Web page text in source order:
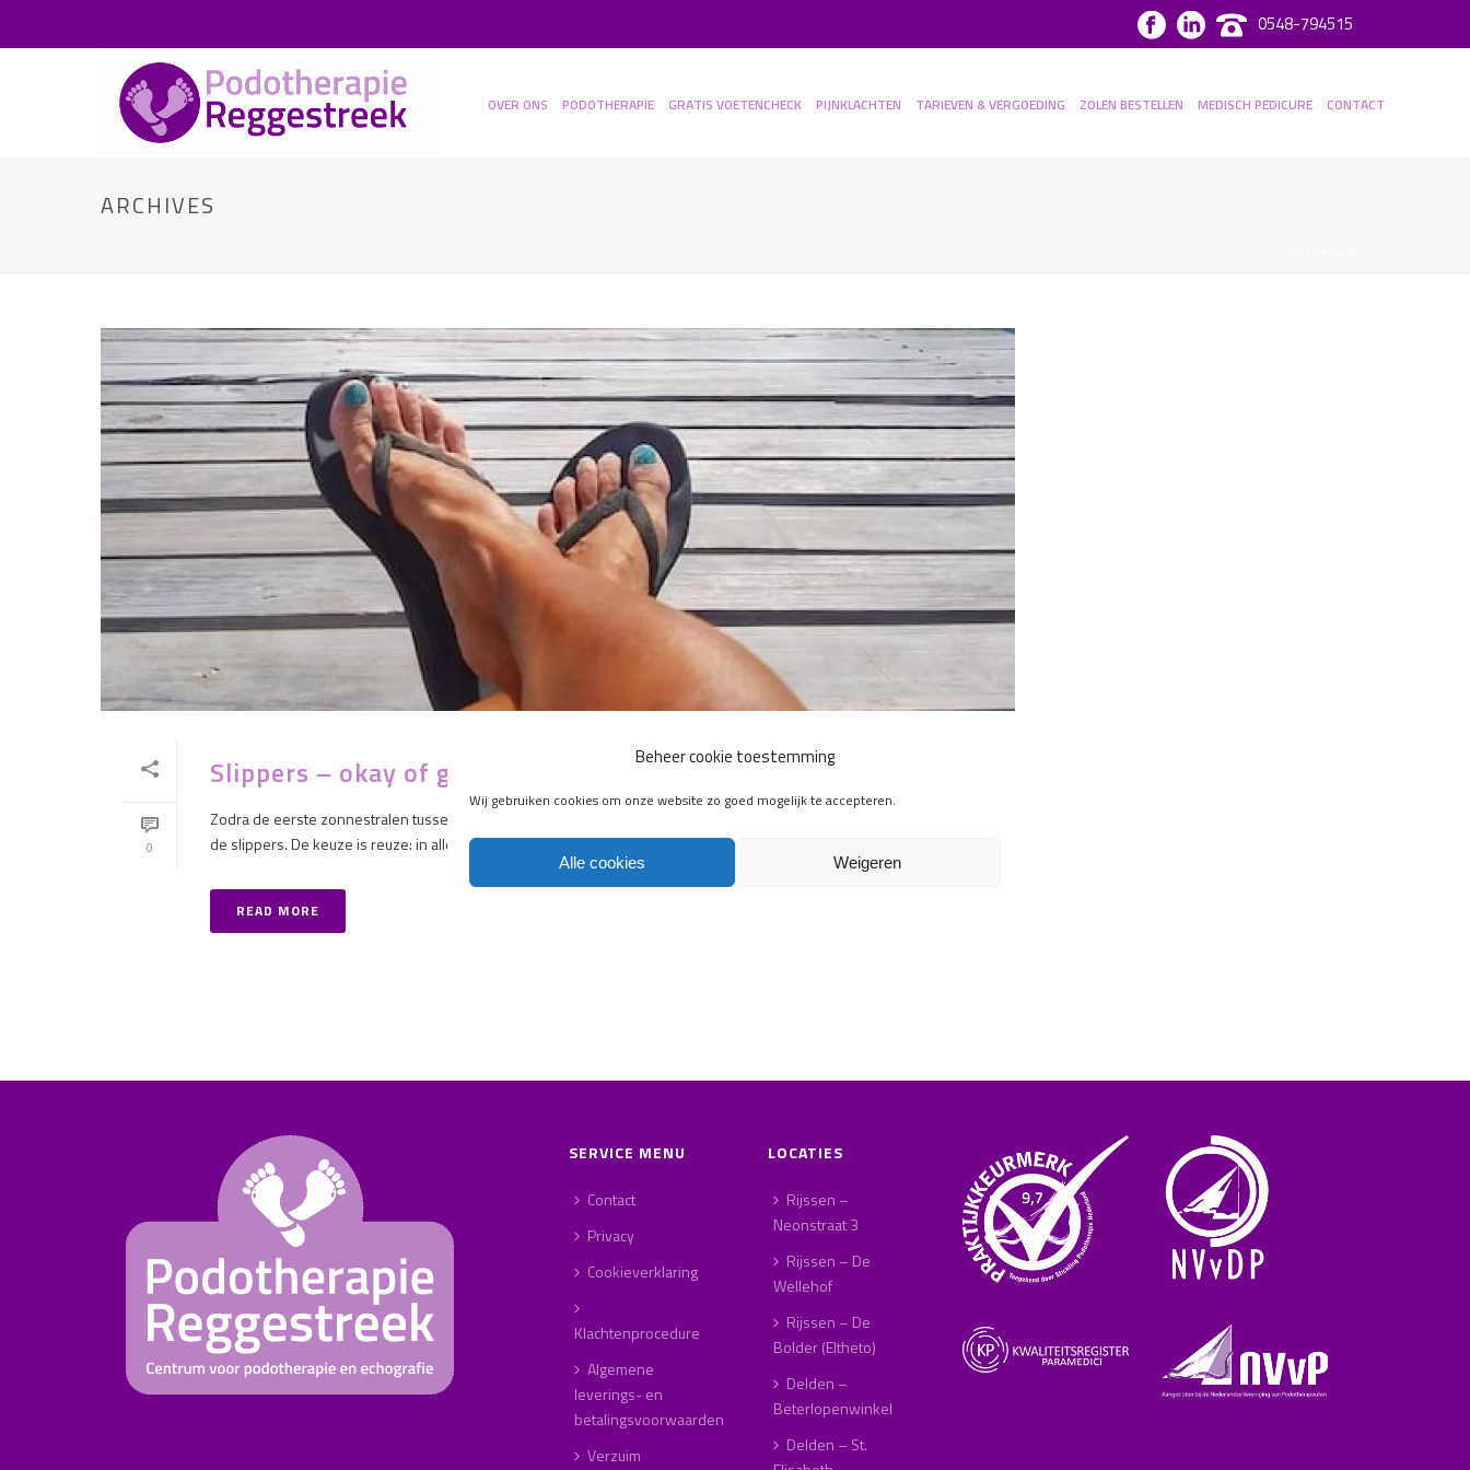
Beheer cookie toestemming
Wij gebruiken cookies om onze website zo goed mogelijk te accepteren.
Alle cookies Weigeren
0548-794515
OVER ONS PODOTHERAPIE GRATIS VOETENCHECK PIJNKLACHTEN TARIEVEN & VERGOEDING ZOLEN BESTELLEN MEDISCH PEDICURE CONTACT
ARCHIVES
0
Slippers – okay of geen goed idee?
Zodra de eerste zonnestralen tussen de wolken door piepen zien we ze weer overal in het straatbeeld verschijnen:
de slippers. De keuze is reuze: in alle kleuren, modellen en maten zijn deze [...]
READ MORE
SERVICE MENU
Contact
Privacy
Cookieverklaring
Klachtenprocedure
Algemene
leverings- en
betalingsvoorwaarden
Verzuim
LOCATIES
Rijssen –
Neonstraat 3
Rijssen – De
Wellehof
Rijssen – De
Bolder (Eltheto)
Delden –
Beterlopenwinkel
Delden – St.